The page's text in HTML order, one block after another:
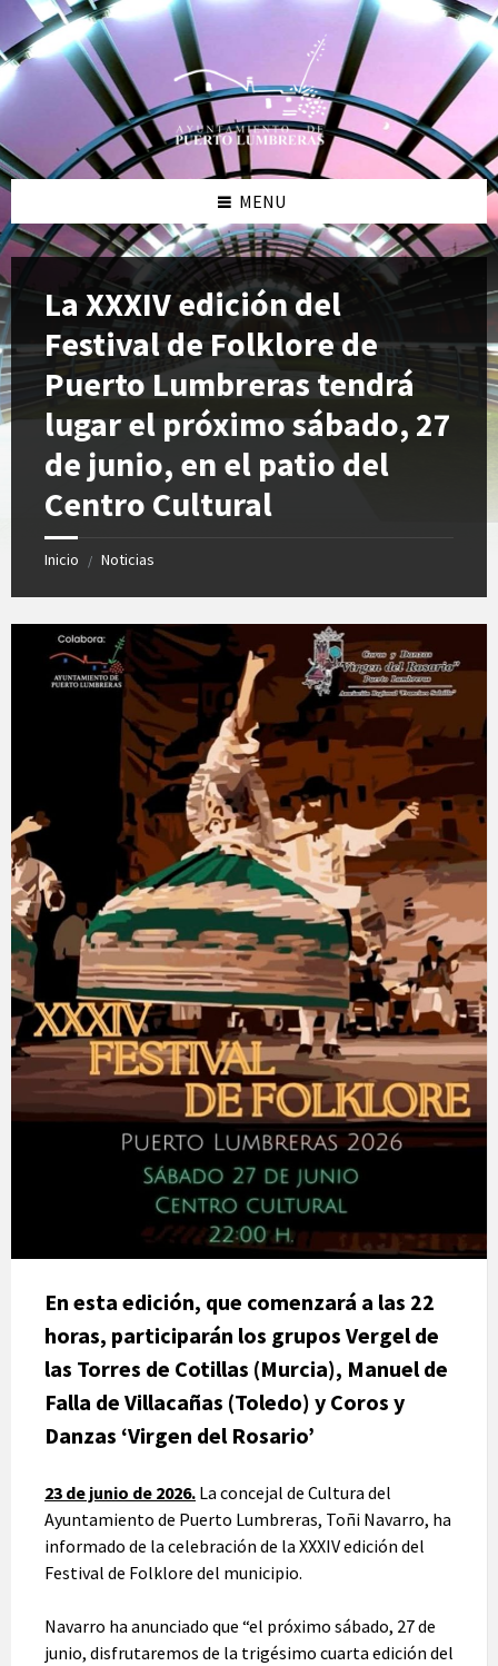
Skip
content
Skip
left
sidebar
Skip
footer
MENU
La XXXIV edición del
Festival de Folklore de
Puerto Lumbreras tendrá
lugar el próximo sábado, 27
de junio, en el patio del
Centro Cultural
Inicio / Noticias
En esta edición, que comenzará a las 22
horas, participarán los grupos Vergel de
las Torres de Cotillas (Murcia), Manuel de
Falla de Villacañas (Toledo) y Coros y
Danzas ‘Virgen del Rosario’
23 de junio de 2026. La concejal de Cultura del
Ayuntamiento de Puerto Lumbreras, Toñi Navarro, ha
informado de la celebración de la XXXIV edición del
Festival de Folklore del municipio.
Navarro ha anunciado que “el próximo sábado, 27 de
junio, disfrutaremos de la trigésimo cuarta edición del